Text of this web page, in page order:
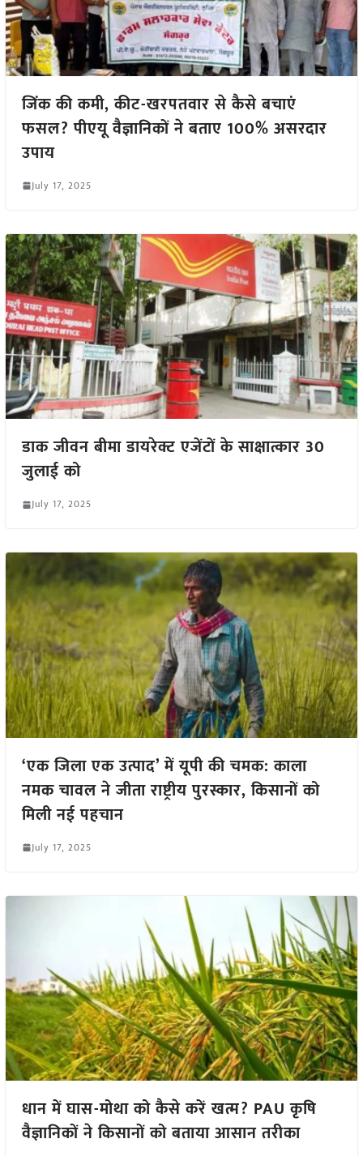
जिंक की कमी, कीट-खरपतवार से कैसे बचाएं
फसल? पीएयू वैज्ञानिकों ने बताए 100% असरदार
उपाय
July 17, 2025
डाक जीवन बीमा डायरेक्ट एजेंटों के साक्षात्कार 30
जुलाई को
July 17, 2025
‘एक जिला एक उत्पाद’ में यूपी की चमक: काला
नमक चावल ने जीता राष्ट्रीय पुरस्कार, किसानों को
मिली नई पहचान
July 17, 2025
धान में घास-मोथा को कैसे करें खत्म? PAU कृषि
वैज्ञानिकों ने किसानों को बताया आसान तरीका